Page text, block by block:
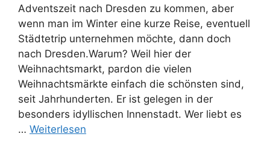
Adventszeit nach Dresden zu kommen, aber
wenn man im Winter eine kurze Reise, eventuell
Städtetrip unternehmen möchte, dann doch
nach Dresden.Warum? Weil hier der
Weihnachtsmarkt, pardon die vielen
Weihnachtsmärkte einfach die schönsten sind,
seit Jahrhunderten. Er ist gelegen in der
besonders idyllischen Innenstadt. Wer liebt es
… Weiterlesen